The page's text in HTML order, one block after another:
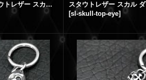
Stout Leather スタウトレザー スカルリング
[sl-skull-top-eye]